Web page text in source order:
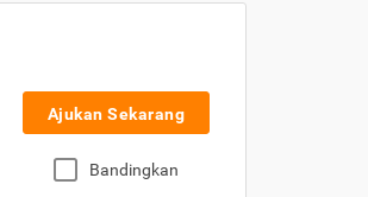
Ajukan Sekarang
Bandingkan